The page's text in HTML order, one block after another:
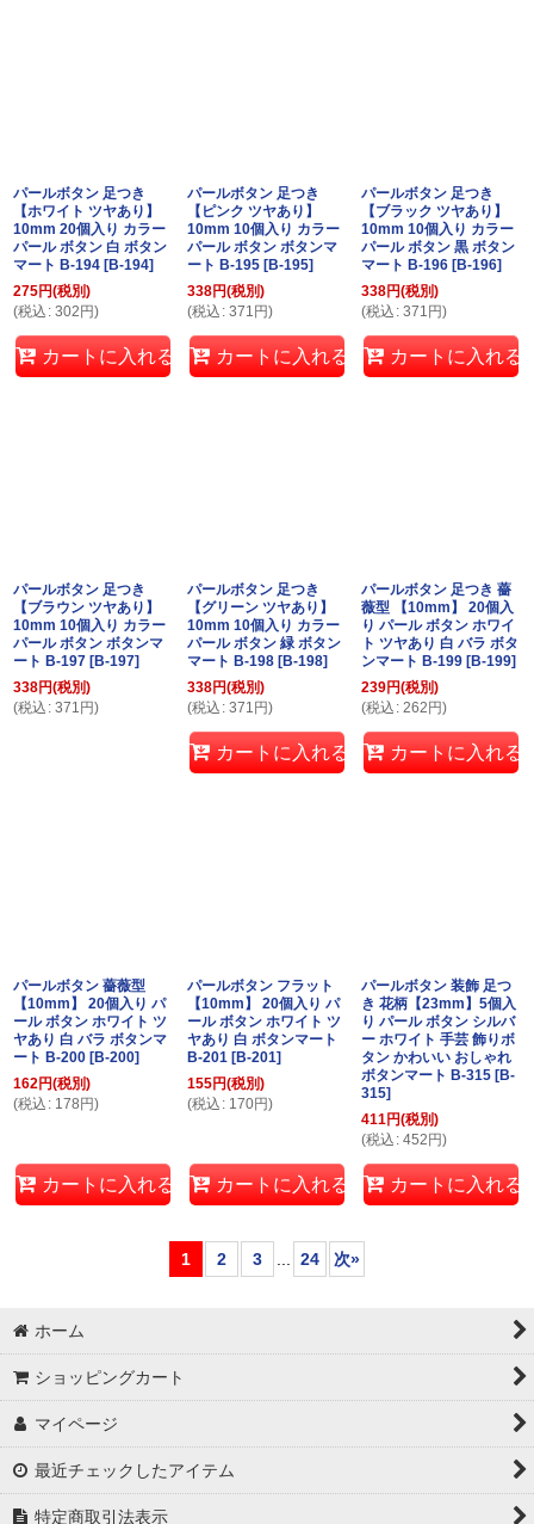
パールボタン 足つき
【ホワイト ツヤあり】
10mm 20個入り カラー
パール ボタン 白 ボタン
マート B-194 [B-194]
275円(税別)
(税込 : 302 円)
カートに入れる
パールボタン 足つき
【ピンク ツヤあり】
10mm 10個入り カラー
パール ボタン ボタンマ
ート B-195 [B-195]
338円(税別)
(税込 : 371 円)
カートに入れる
パールボタン 足つき
【ブラック ツヤあり】
10mm 10個入り カラー
パール ボタン 黒 ボタン
マート B-196 [B-196]
338円(税別)
(税込 : 371 円)
カートに入れる
パールボタン 足つき
【ブラウン ツヤあり】
10mm 10個入り カラー
パール ボタン ボタンマ
ート B-197 [B-197]
338円(税別)
(税込 : 371 円)
パールボタン 足つき
【グリーン ツヤあり】
10mm 10個入り カラー
パール ボタン 緑 ボタン
マート B-198 [B-198]
338円(税別)
(税込 : 371 円)
カートに入れる
パールボタン 足つき 薔
薇型 【10mm】 20個入
り パール ボタン ホワイ
ト ツヤあり 白 バラ ボタ
ンマート B-199 [B-199]
239円(税別)
(税込 : 262 円)
カートに入れる
パールボタン 薔薇型
【10mm】 20個入り パ
ール ボタン ホワイト ツ
ヤあり 白 バラ ボタンマ
ート B-200 [B-200]
162円(税別)
(税込 : 178 円)
カートに入れる
パールボタン フラット
【10mm】 20個入り パ
ール ボタン ホワイト ツ
ヤあり 白 ボタンマート
B-201 [B-201]
155円(税別)
(税込 : 170円)
カートに入れる
パールボタン 装飾 足つ
き 花柄【23mm】5個入
り パール ボタン シルバ
ー ホワイト 手芸 飾りボ
タン かわいい おしゃれ
ボタンマート B-315 [B-
315]
411円(税別)
(税込 : 452 円)
カートに入れる
1 2 3 24 次»
ホーム
ショッピングカート
マイページ
最近チェックしたアイテム
特定商取引法表示